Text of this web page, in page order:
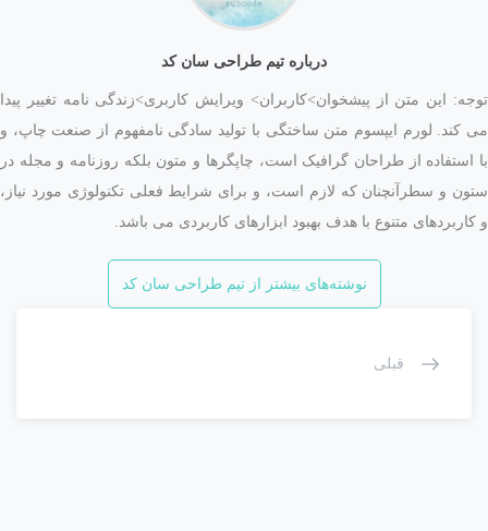
درباره تیم طراحی سان کد
این متن از پیشخوان>کاربران> ویرایش کاربری>زندگی نامه تغییر پیدا
لورم ایپسوم متن ساختگی با تولید سادگی نامفهوم از صنعت چاپ، و
از طراحان گرافیک است، چاپگرها و متون بلکه روزنامه و مجله در
و سطرآنچنان که لازم است، و برای شرایط فعلی تکنولوژی مورد نیاز،
متنوع با هدف بهبود ابزارهای کاربردی می باشد.
نوشته‌های بیشتر از تیم طراحی سان کد
قبلی